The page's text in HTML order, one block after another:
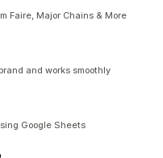
Faire, Major Chains & More
and works smoothly
Google Sheets